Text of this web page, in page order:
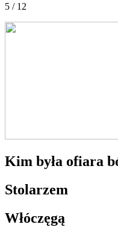
5 / 12
Kim była ofiara
Stolarzem
Włóczęgą